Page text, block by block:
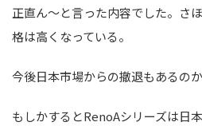
正直ん～と言った内容でした。さ
格は高くなっている。
今後日本市場からの撤退もあるの
もしかするとRenoAシリーズは日